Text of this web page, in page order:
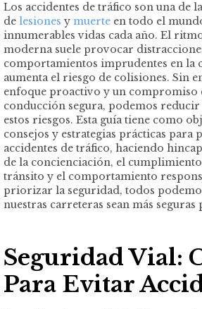
Los accidentes de tráfico son una de
de lesiones y muerte en todo el
innumerables vidas cada año. El
moderna suele provocar
comportamientos imprudentes en la
aumenta el riesgo de colisiones. Sin
enfoque proactivo y un compromiso
conducción segura, podemos
estos riesgos. Esta guía tiene como
consejos y estrategias prácticas para
accidentes de tráfico, haciendo
de la concienciación, el cumplimiento
tránsito y el comportamiento
priorizar la seguridad, todos
nuestras carreteras sean más seguras
Seguridad Vial:
Para Evitar